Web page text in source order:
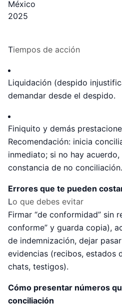
Tiempos de acción
Liquidación (despido
demandar desde el despido.
Finiquito y demás
Recomendación: inicia
inmediato; si no hay
constancia de no conciliación.
Errores que te pueden
Lo que debes evitar
Firmar “de conformidad” sin
conforme” y guarda copia),
de indemnización, dejar
evidencias (recibos, estados
chats, testigos).
Cómo presentar números
conciliación